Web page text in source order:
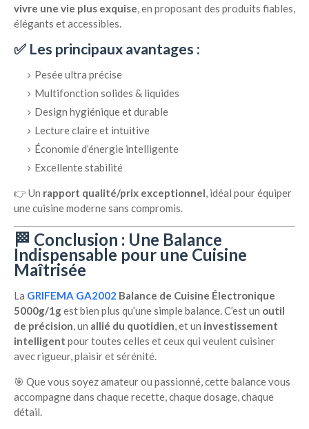
vivre une vie plus exquise , en proposant des produits fiables,
élégants et accessibles.
✅ Les principaux avantages :
Pesée ultra précise
Multifonction solides & liquides
Design hygiénique et durable
Lecture claire et intuitive
Économie d’énergie intelligente
Excellente stabilité
👉 Un rapport qualité/prix exceptionnel , idéal pour équiper
une cuisine moderne sans compromis.
🏁 Conclusion : Une Balance
Indispensable pour une Cuisine
Maîtrisée
La GRIFEMA GA2002 Balance de Cuisine Électronique
5000g/1gest bien plus qu’une simple balance. C’est un outil
de précision, un allié du quotidien, et un investissement
intelligent pour toutes celles et ceux qui veulent cuisiner
avec rigueur, plaisir et sérénité.
🎯 Que vous soyez amateur ou passionné, cette balance vous
accompagne dans chaque recette, chaque dosage, chaque
détail.